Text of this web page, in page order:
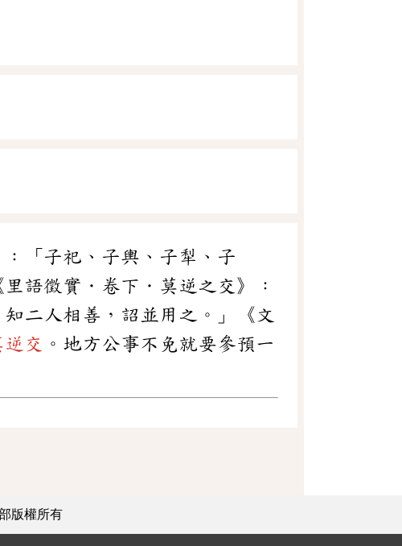
「子祀、子輿、子犁、子
語徵實．卷下．莫逆之交》：
知二人相善，詔並用之。」《文
逆交 。地方公事不免就要參預一
版權所有